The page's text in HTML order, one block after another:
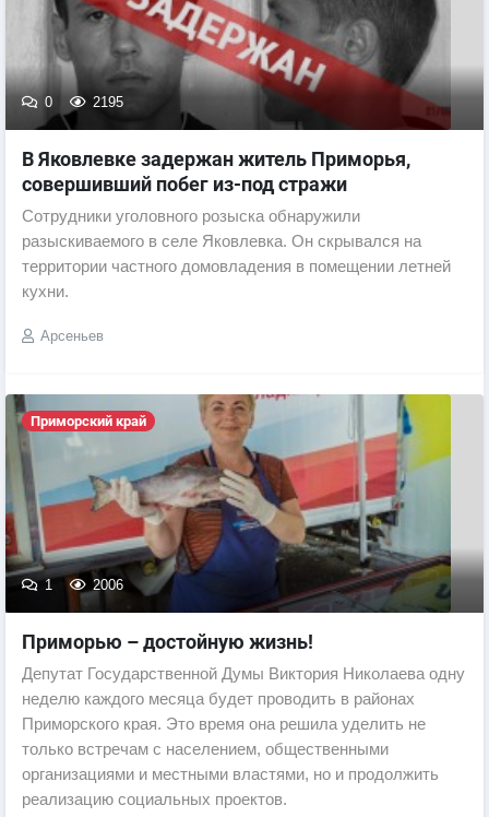
0 2195
В Яковлевке задержан житель Приморья,
совершивший побег из-под стражи
Сотрудники уголовного розыска обнаружили
разыскиваемого в селе Яковлевка. Он скрывался на
территории частного домовладения в помещении летней
кухни.
Арсеньев
Приморский край
1 2006
Приморью – достойную жизнь!
Депутат Государственной Думы Виктория Николаева одну
неделю каждого месяца будет проводить в районах
Приморского края. Это время она решила уделить не
только встречам с населением, общественными
организациями и местными властями, но и продолжить
реализацию социальных проектов.